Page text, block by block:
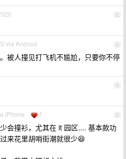
2
3
via Android
被人撞见打飞机不尴尬，只要你不停
4
5
iPhone 1
会撞衫，尤其在 it 园区.... 基本款功
来花里胡哨街潮就很少😆